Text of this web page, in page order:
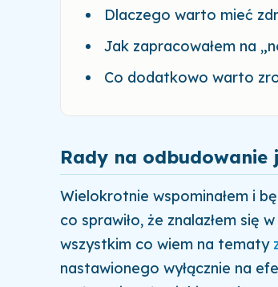
Dlaczego warto mieć
Jak zapracowałem na
Co dodatkowo warto
Rady na odbudowanie
Wielokrotnie wspominałem i
co sprawiło, że znalazłem się
wszystkim co wiem na tematy
nastawionego wyłącznie na